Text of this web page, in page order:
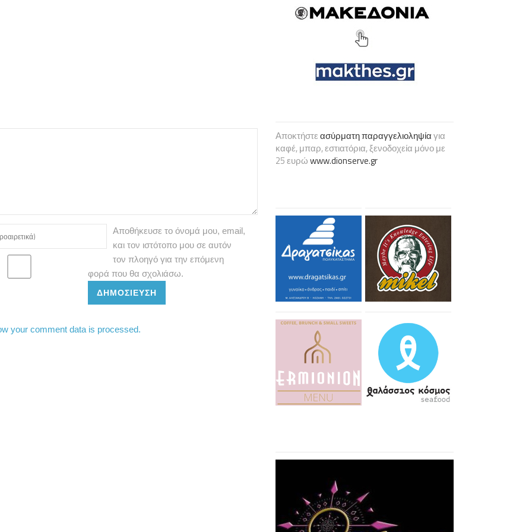
Αποθήκευσε το όνομά μου, email,
και τον ιστότοπο μου σε αυτόν
τον πλοηγό για την επόμενη
φορά που θα σχολιάσω.
ΔΗΜΟΣΊΕΥΣΗ
your comment data is processed.
Αποκτήστεασύρματη παραγγελιοληψίαγια
καφέ, μπαρ, εστιατόρια, ξενοδοχεία μόνο με
25 ευρώwww.dionserve.gr